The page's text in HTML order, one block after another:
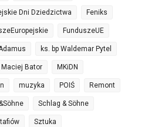
Dni Dziedzictwa Feniks
FunduszeUE
ks. bp Waldemar Pytel
Maciej Bator MKiDN
muzyka POIŚ Remont
Schlag & Söhne
Sztuka